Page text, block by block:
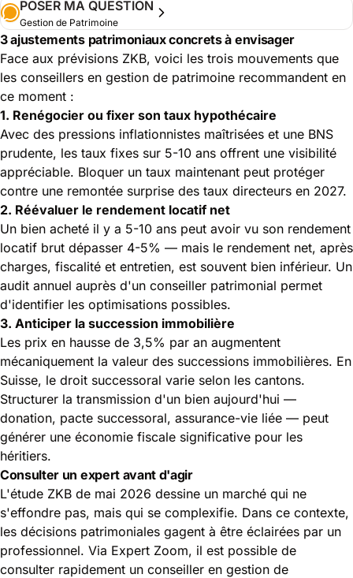
POSER MA QUESTION
Gestion de Patrimoine
3 ajustements patrimoniaux concrets à envisager
Face aux prévisions ZKB, voici les trois mouvements que
les conseillers en gestion de patrimoine recommandent en
ce moment :
1. Renégocier ou fixer son taux hypothécaire
Avec des pressions inflationnistes maîtrisées et une BNS
prudente, les taux fixes sur 5-10 ans offrent une visibilité
appréciable. Bloquer un taux maintenant peut protéger
contre une remontée surprise des taux directeurs en 2027.
2. Réévaluer le rendement locatif net
Un bien acheté il y a 5-10 ans peut avoir vu son rendement
locatif brut dépasser 4-5% — mais le rendement net, après
charges, fiscalité et entretien, est souvent bien inférieur. Un
audit annuel auprès d'un conseiller patrimonial permet
d'identifier les optimisations possibles.
3. Anticiper la succession immobilière
Les prix en hausse de 3,5% par an augmentent
mécaniquement la valeur des successions immobilières. En
Suisse, le droit successoral varie selon les cantons.
Structurer la transmission d'un bien aujourd'hui —
donation, pacte successoral, assurance-vie liée — peut
générer une économie fiscale significative pour les
héritiers.
Consulter un expert avant d'agir
L'étude ZKB de mai 2026 dessine un marché qui ne
s'effondre pas, mais qui se complexifie. Dans ce contexte,
les décisions patrimoniales gagent à être éclairées par un
professionnel. Via Expert Zoom, il est possible de
consulter rapidement un conseiller en gestion de